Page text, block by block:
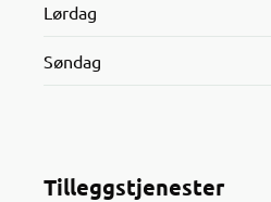
Lørdag
Søndag
Tilleggstjenester